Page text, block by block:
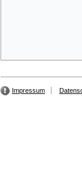
Impressum